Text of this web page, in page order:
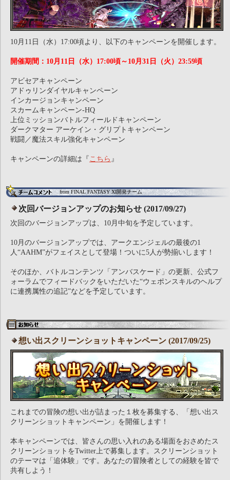
10月11日（水）17:00頃より、以下のキャンペーンを開催します。
開催期間：10月11日（水）17:00頃～10月31日（火）23:59頃
アビセアキャンペーン
アドゥリンダイヤルキャンペーン
インカージョンキャンペーン
スカームキャンペーン-HQ
上位ミッションバトルフィールドキャンペーン
ダークマター アーケイン・グリプトキャンペーン
戦闘／魔法スキル強化キャンペーン
キャンペーンの詳細は『 こちら 』
from FINAL FANTASY XI開発チーム
次回バージョンアップのお知らせ (2017/09/27)
次回のバージョンアップは、10月中旬を予定しています。
10月のバージョンアップでは、アークエンジェルの最後の1
人“AAHM”がフェイスとして登場！ついに5人が勢揃いします！
そのほか、バトルコンテンツ「アンバスケード」の更新、公式フ
ォーラムでフィードバックをいただいた“ウェポンスキルのヘルプ
に連携属性の追記”などを予定しています。
想い出スクリーンショットキャンペーン (2017/09/25)
これまでの冒険の想い出が詰まった１枚を募集する、「想い出ス
クリーンショットキャンペーン」を開催します！
本キャンペーンでは、皆さんの思い入れのある場面をおさめたス
クリーンショットをTwitter上で募集します。スクリーンショット
のテーマは「追体験」です。あなたの冒険者としての経験を皆で
共有しよう！